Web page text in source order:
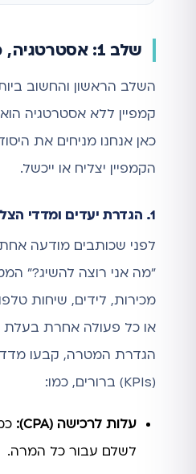
שלב 1: אסטרטגיה, מחקר ויסודות
השלב הראשון והחשוב
קמפיין ללא אסטרטגיה
כאן אנחנו מניחים את
הקמפיין יצליח או ייכשל.
1. הגדרת יעדים ומדדי הצלחה (KPIs)
לפני שכותבים מודעה
"מה אני רוצה להשיג?"
מכירות, לידים, שיחות
או כל פעולה אחרת
הגדרת המטרה, קבעו מדדי
(KPIs) ברורים, כמו:
עלות לרכישה (CPA):
לשלם עבור כל המרה.